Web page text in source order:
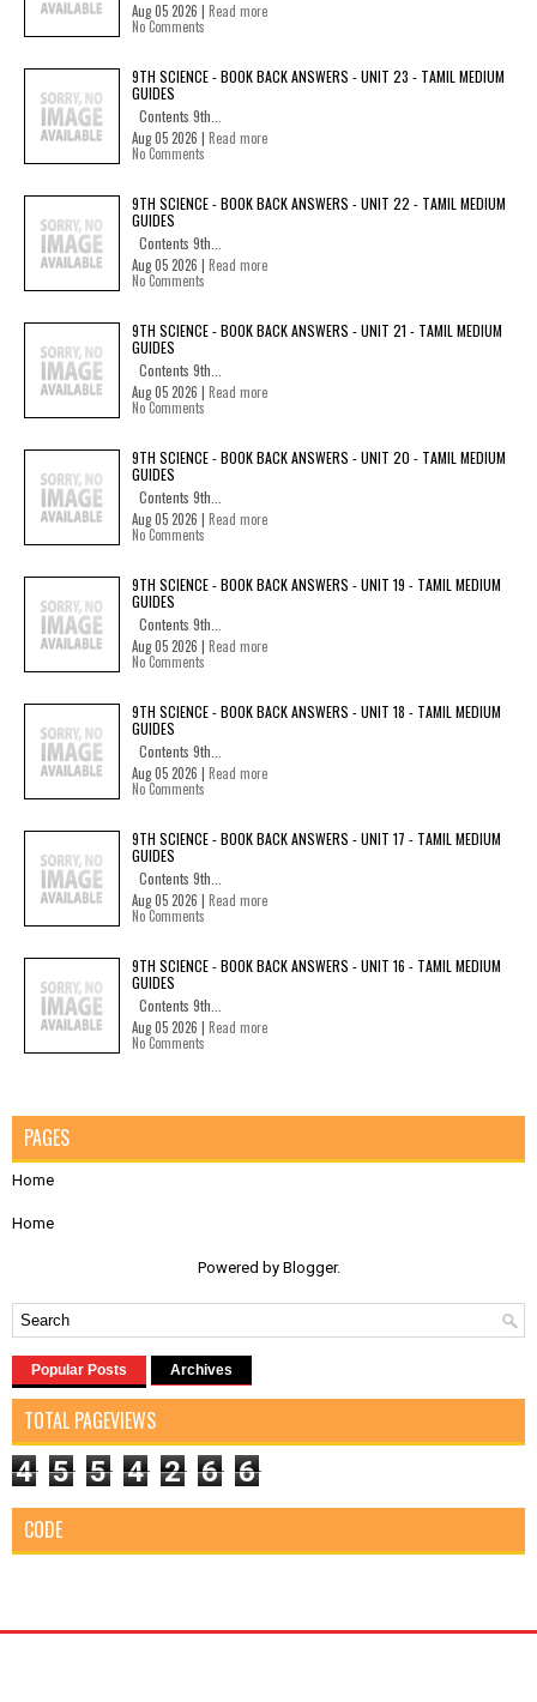
Aug 05 2026 | Read more
No Comments
9TH SCIENCE - BOOK BACK ANSWERS - UNIT 23 - TAMIL MEDIUM
GUIDES
Contents 9th...
Aug 05 2026 | Read more
No Comments
9TH SCIENCE - BOOK BACK ANSWERS - UNIT 22 - TAMIL MEDIUM
GUIDES
Contents 9th...
Aug 05 2026 | Read more
No Comments
9TH SCIENCE - BOOK BACK ANSWERS - UNIT 21 - TAMIL MEDIUM
GUIDES
Contents 9th...
Aug 05 2026 | Read more
No Comments
9TH SCIENCE - BOOK BACK ANSWERS - UNIT 20 - TAMIL MEDIUM
GUIDES
Contents 9th...
Aug 05 2026 | Read more
No Comments
9TH SCIENCE - BOOK BACK ANSWERS - UNIT 19 - TAMIL MEDIUM
GUIDES
Contents 9th...
Aug 05 2026 | Read more
No Comments
9TH SCIENCE - BOOK BACK ANSWERS - UNIT 18 - TAMIL MEDIUM
GUIDES
Contents 9th...
Aug 05 2026 | Read more
No Comments
9TH SCIENCE - BOOK BACK ANSWERS - UNIT 17 - TAMIL MEDIUM
GUIDES
Contents 9th...
Aug 05 2026 | Read more
No Comments
9TH SCIENCE - BOOK BACK ANSWERS - UNIT 16 - TAMIL MEDIUM
GUIDES
Contents 9th...
Aug 05 2026 | Read more
No Comments
PAGES
Home
Home
Powered by Blogger.
Popular Posts Archives
TOTAL PAGEVIEWS
4 5 5 4 2 6 6
CODE